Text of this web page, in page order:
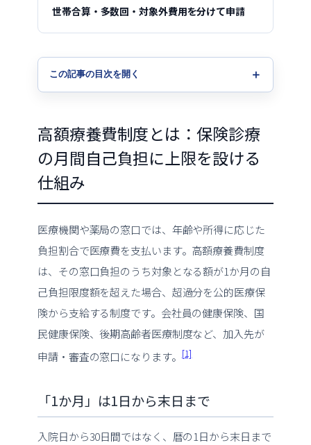
世帯合算・多数回・対象外費用を分けて申請
この記事の目次を開く
高額療養費制度とは：保険診療
の月間自己負担に上限を設ける
仕組み
医療機関や薬局の窓口では、年齢や所得に応じた
負担割合で医療費を支払います。高額療養費制度
は、その窓口負担のうち対象となる額が1か月の自
己負担限度額を超えた場合、超過分を公的医療保
険から支給する制度です。会社員の健康保険、国
民健康保険、後期高齢者医療制度など、加入先が
申請・審査の窓口になります。[1]
「1か月」は1日から末日まで
入院日から30日間ではなく、暦の1日から末日まで